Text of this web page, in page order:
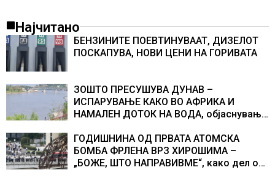
Најчитано
БЕНЗИНИТЕ ПОЕВТИНУВААТ, ДИЗЕЛОТ
ПОСКАПУВА, НОВИ ЦЕНИ НА ГОРИВАТА
ЗОШТО ПРЕСУШУВА ДУНАВ –
ИСПАРУВАЊЕ КАКО ВО АФРИКА И
НАМАЛЕН ДОТОК НА ВОДА, објаснување
ГОДИШНИНА ОД ПРВАТА АТОМСКА
БОМБА ФРЛЕНА ВРЗ ХИРОШИМА –
„БОЖЕ, ШТО НАПРАВИВМЕ“, како дел од